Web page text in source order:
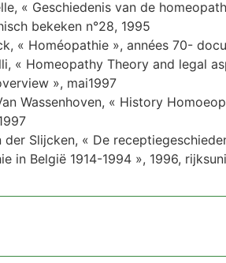
« Geschiedenis van de
bekeken n°28, 1995
« Homéopathie », années 70-
« Homeopathy Theory and legal
», mai1997
Wassenhoven, « History
der Slijcken, « De
in België 1914-1994 », 1996,